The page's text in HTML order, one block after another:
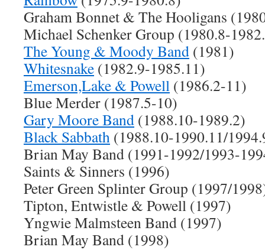
Graham Bonnet & The Hooligans
Michael Schenker Group (1980.8-
The Young & Moody Band (1981)
Whitesnake (1982.9-1985.11)
Emerson,Lake & Powell (1986.2-11)
Blue Merder (1987.5-10)
Gary Moore Band (1988.10-1989.2)
Black Sabbath (1988.10-1990.11/
Brian May Band (1991-1992/1993-
Saints & Sinners (1996)
Peter Green Splinter Group (1997/
Tipton, Entwistle & Powell (1997)
Yngwie Malmsteen Band (1997)
Brian May Band (1998)